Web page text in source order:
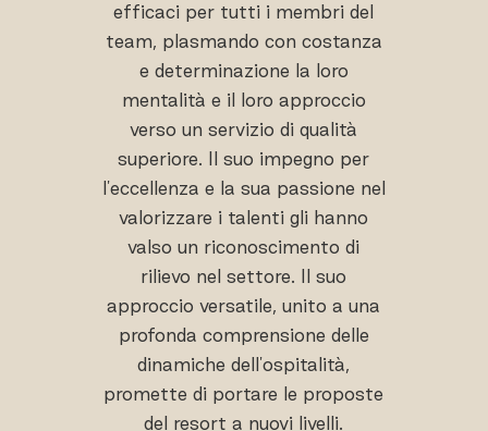
efficaci per tutti i membri del
team, plasmando con costanza
e determinazione la loro
mentalità e il loro approccio
verso un servizio di qualità
superiore. Il suo impegno per
l'eccellenza e la sua passione nel
valorizzare i talenti gli hanno
valso un riconoscimento di
rilievo nel settore. Il suo
approccio versatile, unito a una
profonda comprensione delle
dinamiche dell'ospitalità,
promette di portare le proposte
del resort a nuovi livelli.